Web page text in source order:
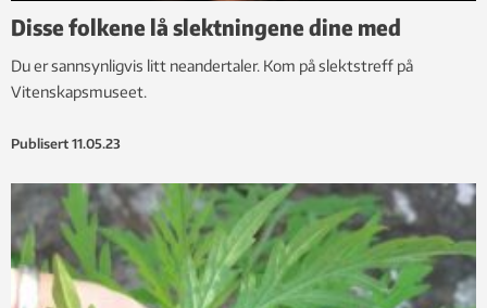
Disse folkene lå slektningene dine med
Du er sannsynligvis litt neandertaler. Kom på slektstreff på
Vitenskapsmuseet.
Publisert 11.05.23